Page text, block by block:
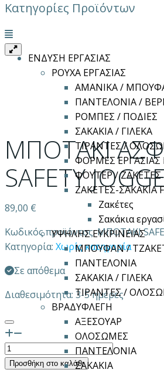
Κατηγορίες Προϊόντων
Μενού
ΕΝΔΥΣΗ ΕΡΓΑΣΙΑΣ
ΡΟΥΧΑ ΕΡΓΑΣΙΑΣ
ΑΜΑΝΙΚΑ /
ΠΑΝΤΕΛΟΝΙΑ /
ΡΟΜΠΕΣ / ΠΟΔΙΕΣ
ΣΑΚΑΚΙΑ / ΓΙΛΕΚΑ
ΤΙΡΑΝΤΕΣ /
ΦΟΡΜΕΣ ΕΡΓΑΣΙΑΣ
ΦΟΥΤΕΡ / ΖΑΚΕΤΕΣ
ΖΑΚΕΤΕΣ-ΣΑΚΑΚΙΑ
Ζακέτες
Σακάκια
ΥΨΗΛΗΣ ΕΥΚΡΙΝΕΙΑΣ
ΜΠΟΥΦΑΝ /
ΠΑΝΤΕΛΟΝΙΑ
ΣΑΚΑΚΙΑ / ΓΙΛΕΚΑ
ΤΙΡΑΝΤΕΣ /
ΒΡΑΔΥΦΛΕΓΗ
ΑΞΕΣΟΥΑΡ
ΟΛΟΣΩΜΕΣ
ΠΑΝΤΕΛΟΝΙΑ
ΣΑΚΑΚΙΑ
ΜΠΟΤΑΚΙ
SAFETY
89,00 €
Κωδικός προϊόντος:ΜΠΟΤΑΚΙ
Κατηγορία: Χωρίς κατηγορία
Σε απόθεμα
Διαθεσιμότητα: 3-5 ημέρες
ΜΠΟΤΑΚΙ
ΑΣΦΑΛΕΙΑΣ
Προσθήκη στο καλάθι